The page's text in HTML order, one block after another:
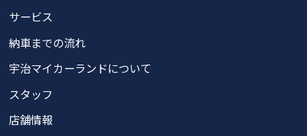
サービス
納車までの流れ
宇治マイカーランドについて
スタッフ
店舗情報